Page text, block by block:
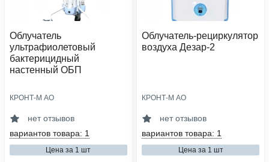
Облучатель
ультрафиолетовый
бактерицидный
настенный ОБП
нет
медицинские организации,
стоматология, салоны красоты,
КРОНТ-М АО
нет отзывов
вариантов товара: 1
Цена за 1 шт
Облучатель-рециркулятор
воздуха Дезар-2
60
категория помещения:
iii-v
тип установки:
КРОНТ-М АО
нет отзывов
вариантов товара: 1
Цена за 1 шт